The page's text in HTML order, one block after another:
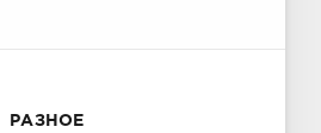
РАЗНОЕ